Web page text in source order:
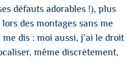
défauts adorables !), plus
des montages sans me
dis : moi aussi, j’ai le droit
même discrètement,